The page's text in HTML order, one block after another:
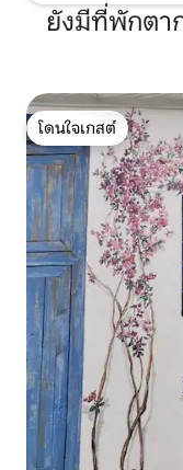
ยังมีที่พักตา
โดนใจเกสต์
โดนใจเกสต์